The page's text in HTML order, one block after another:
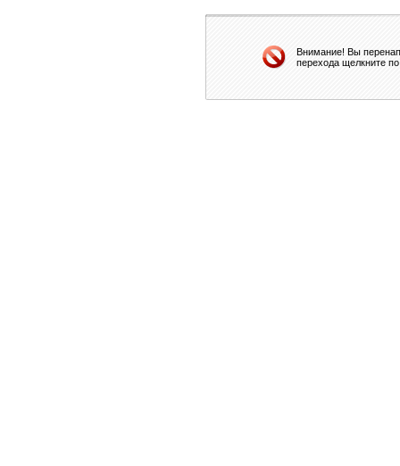
Внимание! Вы
перехода щелкните